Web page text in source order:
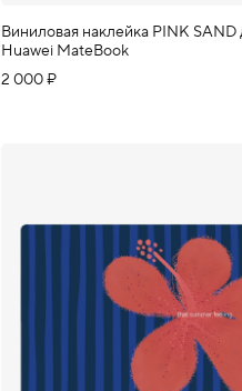
Виниловая наклейка PINK SAND
Huawei MateBook
2 000 ₽